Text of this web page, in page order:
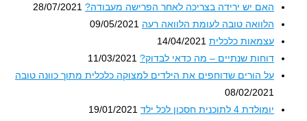
האם יש ירידה בצריכה לאחר הפרישה מעבודה? 28/07/2021
הלוואה טובה לעומת הלוואה רעה 09/05/2021
עצמאות כלכלית 14/04/2021
דוחות שנתיים – מה כדאי לבדוק? 11/03/2021
על הורים שדוחפים את הילדים למצוקה כלכלית מתוך כוונה טובה
08/02/2021
יומולדת 4 לתוכנית חסכון לכל ילד
19/01/2021